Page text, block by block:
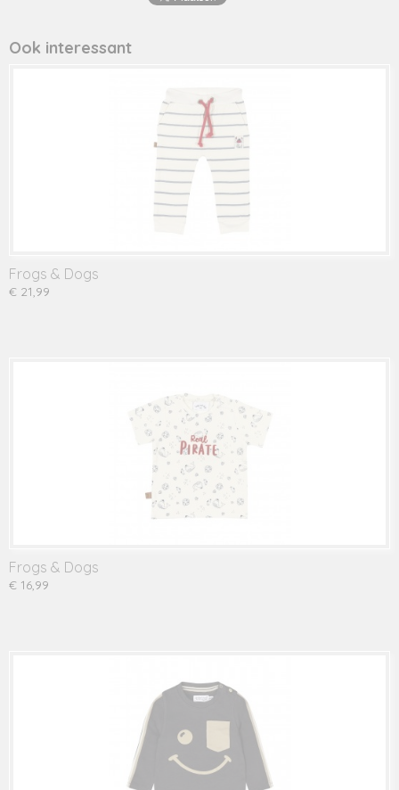
Productcode leverancier
Ook interessant
Frogs & Dogs
€ 21,99
Frogs & Dogs
€ 16,99